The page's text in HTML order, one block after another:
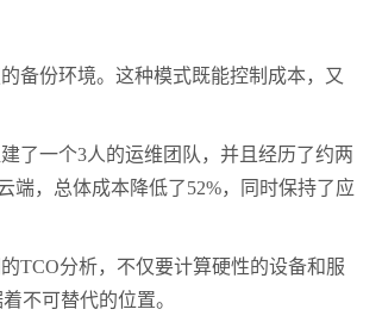
备份环境。这种模式既能控制成本，又
了一个3人的运维团队，并且经历了约两
端，总体成本降低了52%，同时保持了应
TCO分析，不仅要计算硬性的设备和服
不可替代的位置。